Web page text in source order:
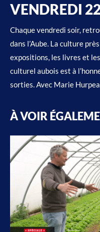
VENDREDI
Chaque vendredi soir,
dans l’Aube. La culture
expositions, les livres et
culturel aubois est à
sorties. Avec Marie
À VOIR